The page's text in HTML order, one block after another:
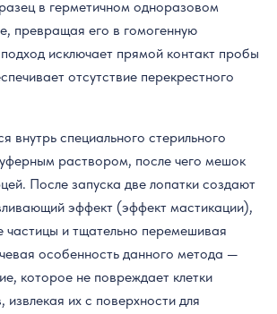
в герметичном одноразовом
превращая его в гомогенную
исключает прямой контакт пробы
отсутствие перекрестного
внутрь специального стерильного
раствором, после чего мешок
После запуска две лопатки создают
эффект (эффект мастикации),
частицы и тщательно перемешивая
особенность данного метода —
которое не повреждает клетки
их с поверхности для